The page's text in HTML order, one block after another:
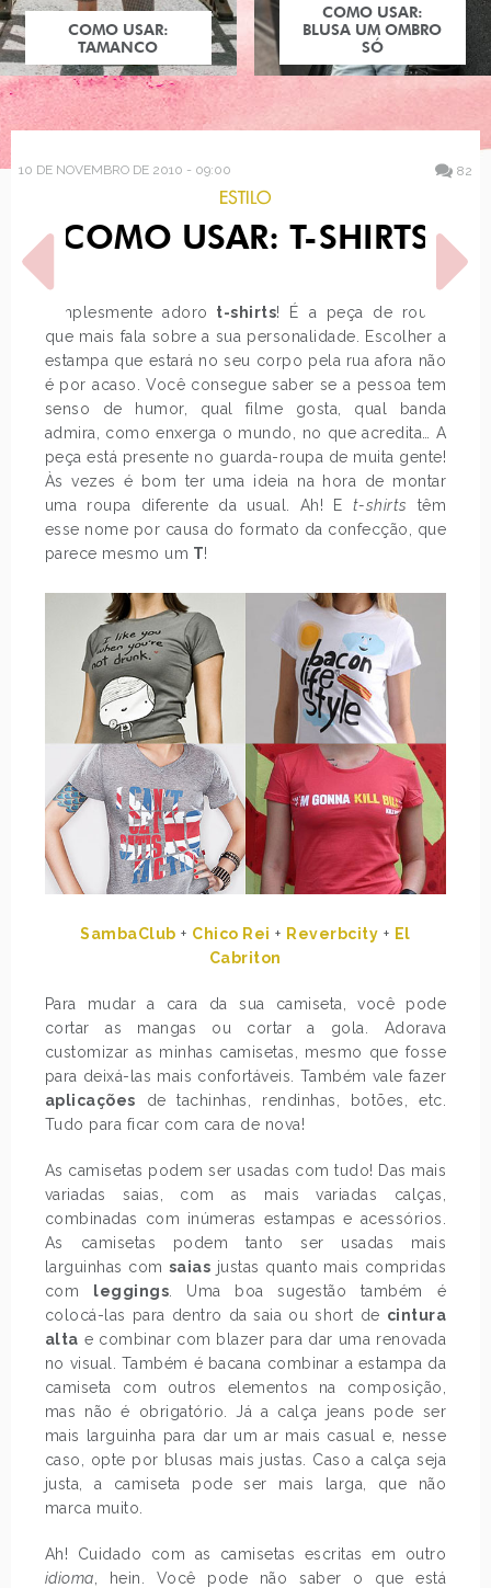
COMO USAR:
TAMANCO
COMO USAR:
BLUSA UM OMBRO
SÓ
10 DE NOVEMBRO DE 2010 - 09:00 82
ESTILO
COMO USAR: T-SHIRTS
Simplesmente adoro t-shirts! É a peça de roupa
que mais fala sobre a sua personalidade. Escolher a
estampa que estará no seu corpo pela rua afora não
é por acaso. Você consegue saber se a pessoa tem
senso de humor, qual filme gosta, qual banda
admira, como enxerga o mundo, no que acredita… A
peça está presente no guarda-roupa de muita gente!
Às vezes é bom ter uma ideia na hora de montar
uma roupa diferente da usual. Ah! E t-shirts
têm
esse nome por causa do formato da confecção, que
parece mesmo um T!
SambaClub + Chico Rei + Reverbcity + El
Cabriton
Para mudar a cara da sua camiseta, você pode
cortar as mangas ou cortar a gola. Adorava
customizar as minhas camisetas, mesmo que fosse
para deixá-las mais confortáveis. Também vale fazer
aplicações de tachinhas, rendinhas, botões, etc.
Tudo para ficar com cara de nova!
As camisetas podem ser usadas com tudo! Das mais
variadas saias, com as mais variadas calças,
combinadas com inúmeras estampas e acessórios.
As camisetas podem tanto ser usadas mais
larguinhas com saias justas quanto mais compridas
com
leggings . Uma boa sugestão também é
colocá-las para dentro da saia ou short de cintura
alta e combinar com blazer para dar uma renovada
no visual. Também é bacana combinar a estampa da
camiseta com outros elementos na composição,
mas não é obrigatório. Já a calça jeans pode ser
mais larguinha para dar um ar mais casual e, nesse
caso, opte por blusas mais justas. Caso a calça seja
justa, a camiseta pode ser mais larga, que não
marca muito.
Ah! Cuidado com as camisetas escritas em outro
idioma , hein. Você pode não saber o que está
POST ANTERIOR
GAROTAS DISNEY VERSÃO
KOKESHI
PRÓXIMO POST
SEBASTIEN FERAUT